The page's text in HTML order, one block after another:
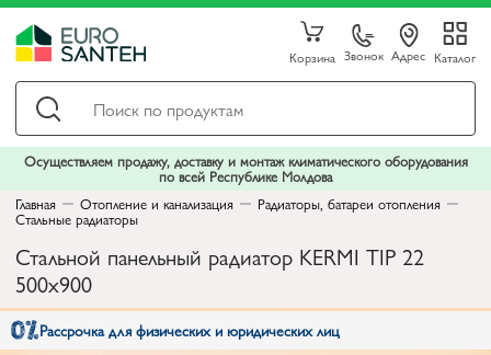
Корзина Звонок Адрес Каталог
Осуществляем продажу, доставку и монтаж климатического оборудования
по всей Республике Молдова
Главная
Отопление и канализация Радиаторы, батареи отопления
Стальные радиаторы
Стальной панельный радиатор KERMI TIP 22
500x900
Рассрочка для физических и юридических лиц